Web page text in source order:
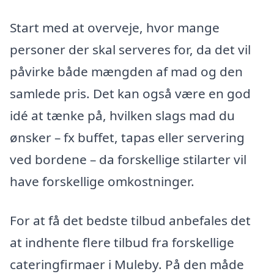
Start med at overveje, hvor mange
personer der skal serveres for, da det vil
påvirke både mængden af mad og den
samlede pris. Det kan også være en god
idé at tænke på, hvilken slags mad du
ønsker – fx buffet, tapas eller servering
ved bordene – da forskellige stilarter vil
have forskellige omkostninger.
For at få det bedste tilbud anbefales det
at indhente flere tilbud fra forskellige
cateringfirmaer i Muleby. På den måde